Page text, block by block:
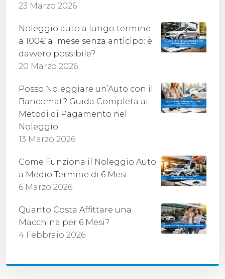
23 Marzo 2026
Noleggio auto a lungo termine
a 100€ al mese senza anticipo: è
davvero possibile?
20 Marzo 2026
Posso Noleggiare un’Auto con il
Bancomat? Guida Completa ai
Metodi di Pagamento nel
Noleggio
13 Marzo 2026
Come Funziona il Noleggio Auto
a Medio Termine di 6 Mesi
6 Marzo 2026
Quanto Costa Affittare una
Macchina per 6 Mesi?
4 Febbraio 2026